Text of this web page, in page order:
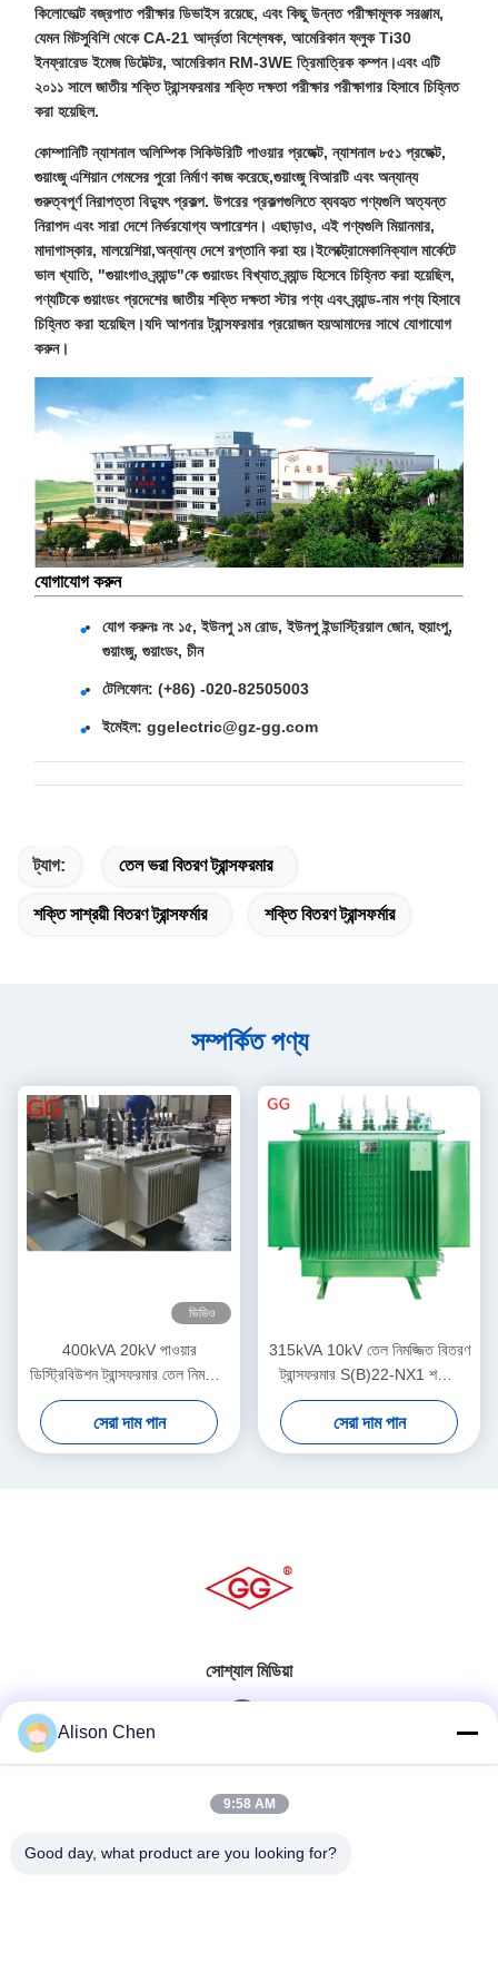
কিলোভোল্ট বজ্রপাত পরীক্ষার ডিভাইস রয়েছে, এবং কিছু উন্নত পরীক্ষামূলক সরঞ্জাম,
যেমন মিটসুবিশি থেকে CA-21 আর্দ্রতা বিশ্লেষক, আমেরিকান ফ্লুক Ti30
ইনফ্রারেড ইমেজ ডিটেক্টর, আমেরিকান RM-3WE ত্রিমাত্রিক কম্পন।এবং এটি
২০১১ সালে জাতীয় শক্তি ট্রান্সফরমার শক্তি দক্ষতা পরীক্ষার পরীক্ষাগার হিসাবে চিহ্নিত
করা হয়েছিল.
কোম্পানিটি ন্যাশনাল অলিম্পিক সিকিউরিটি পাওয়ার প্রজেক্ট, ন্যাশনাল ৮৫১ প্রজেক্ট,
গুয়াংজু এশিয়ান গেমসের পুরো নির্মাণ কাজ করেছে,গুয়াংজু বিআরটি এবং অন্যান্য
গুরুত্বপূর্ণ নিরাপত্তা বিদ্যুৎ প্রকল্প. উপরের প্রকল্পগুলিতে ব্যবহৃত পণ্যগুলি অত্যন্ত
নিরাপদ এবং সারা দেশে নির্ভরযোগ্য অপারেশন। এছাড়াও, এই পণ্যগুলি মিয়ানমার,
মাদাগাস্কার, মালয়েশিয়া,অন্যান্য দেশে রপ্তানি করা হয়।ইলেক্ট্রোমেকানিক্যাল মার্কেটে
ভাল খ্যাতি, "গুয়াংগাও ব্র্যান্ড"কে গুয়াংডং বিখ্যাত ব্র্যান্ড হিসেবে চিহ্নিত করা হয়েছিল,
পণ্যটিকে গুয়াংডং প্রদেশের জাতীয় শক্তি দক্ষতা স্টার পণ্য এবং ব্র্যান্ড-নাম পণ্য হিসাবে
চিহ্নিত করা হয়েছিল।যদি আপনার ট্রান্সফরমার প্রয়োজন হয়আমাদের সাথে যোগাযোগ
করুন।
যোগাযোগ করুন
যোগ করুনঃ নং ১৫, ইউনপু ১ম রোড, ইউনপু ইন্ডাস্ট্রিয়াল জোন, হুয়াংপু,
গুয়াংজু, গুয়াংডং, চীন
টেলিফোন: (+86) -020-82505003
ইমেইল: ggelectric@gz-gg.com
ট্যাগ: তেল ভরা বিতরণ ট্রান্সফরমার
শক্তি সাশ্রয়ী বিতরণ ট্রান্সফর্মার শক্তি বিতরণ ট্রান্সফর্মার
সম্পর্কিত পণ্য
ভিডিও
400kVA 20kV পাওয়ার
ডিস্ট্রিবিউশন ট্রান্সফরমার তেল নিমজ্জিত
S(B)13-NX3 শক্তি দক্ষতা স্তর 3
সেরা দাম পান
315kVA 10kV তেল নিমজ্জিত বিতরণ
ট্রান্সফরমার S(B)22-NX1 শক্তি
দক্ষতা স্তর 1
সেরা দাম পান
সোশ্যাল মিডিয়া
দ্রুত যোগাযোগ
Alison Chen
9:58 AM
Good day, what product are you looking for?